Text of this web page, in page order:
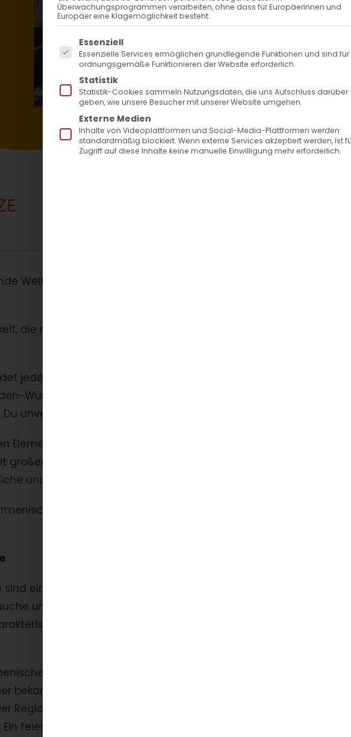
Welt der armenischen Volkstänze gemeinsam mit der Jugend
die reiche Kultur Armeniens durch ethnografische Tänze und
jeden 2. und 4. Samstag im Monat statt und ist für Mitglieder der
Württemberg kostenfrei. Wir laden Dich herzlich ein, daran
unverbindlich vorbeischauen und Dich inspirieren lassen.
Elemente unserer armenischen Kultur, und jeder, der an unserem
Liebe und Energie in diese Kunstform von unseren
und Viktoria Matveeva für Kinder) eingeführt.
Volkstänze, sondern auch die Etymologie und Herkunft
sind ein integraler Bestandteil der armenischen Kultur und
und das Erbe des armenischen Volkes wider. Sie zeichnen
Schritte und Bewegungen sowie die emotionale
Volkstänzen, die regionale Unterschiede und verschiedene
bekanntesten armenischen Volkstänze sind z.B. Kochari: Dieser
Region Armeniens und symbolisiert den Gemeinschaftsgeist und
feierlicher Tanz, der bei Hochzeiten und festlichen Anlässen
Überwachungsprogrammen verarbeiten, ohne dass für Europäerinnen und
Europäer eine Klagemöglichkeit besteht.
Es folgt eine Liste der Service-Gruppen, für die eine
Essenziell
Essenzielle Services ermöglichen grundlegende Funktionen und sind
ordnungsgemäße Funktionieren der Website erforderlich.
Statistik
Statistik-Cookies sammeln Nutzungsdaten, die uns Aufschluss darüber
geben, wie unsere Besucher mit unserer Website umgehen.
Externe Medien
Inhalte von Videoplattformen und Social-Media-Plattformen werden
standardmäßig blockiert. Wenn externe Services akzeptiert werden, ist
Zugriff auf diese Inhalte keine manuelle Einwilligung mehr erforderlich.